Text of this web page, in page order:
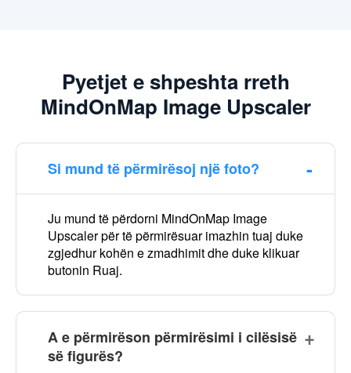
Pyetjet e shpeshta rreth
MindOnMap Image Upscaler
Si mund të përmirësoj një foto?
Ju mund të përdorni MindOnMap Image
Upscaler për të përmirësuar imazhin tuaj duke
zgjedhur kohën e zmadhimit dhe duke klikuar
butonin Ruaj.
A e përmirëson përmirësimi i cilësisë
së figurës?